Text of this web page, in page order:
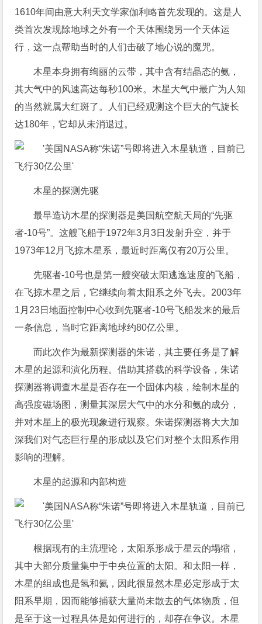
1610年间由意大利天文学家伽利略首先发现的。这是人
类首次发现除地球之外有一个天体围绕另一个天体运
行，这一点帮助当时的人们击破了地心说的魔咒。
木星本身拥有绚丽的云带，其中含有结晶态的氨，
其大气中的风速高达每秒100米。木星大气中最广为人知
的当然就属大红斑了。人们已经观测这个巨大的气旋长
达180年，它却从未消退过。
木星的探测先驱
最早造访木星的探测器是美国航空航天局的“先驱
者-10号”。这艘飞船于1972年3月3日发射升空，并于
1973年12月飞掠木星系，最近时距离仅有20万公里。
先驱者-10号也是第一艘突破太阳逃逸速度的飞船，
在飞掠木星之后，它继续向着太阳系之外飞去。2003年
1月23日地面控制中心收到先驱者-10号飞船发来的最后
一条信息，当时它距离地球约80亿公里。
而此次作为最新探测器的朱诺，其主要任务是了解
木星的起源和演化历程。借助其搭载的科学设备，朱诺
探测器将调查木星是否存在一个固体内核，绘制木星的
高强度磁场图，测量其深层大气中的水分和氨的成分，
并对木星上的极光现象进行观察。朱诺探测器将大大加
深我们对气态巨行星的形成以及它们对整个太阳系作用
影响的理解。
木星的起源和内部构造
根据现有的主流理论，太阳系形成于星云的塌缩，
其中大部分质量集中于中央位置的太阳。和太阳一样，
木星的组成也是氢和氦，因此很显然木星必定形成于太
阳系早期，因而能够捕获大量尚未散去的气体物质，但
是至于这一过程具体是如何进行的，却存在争议。木星